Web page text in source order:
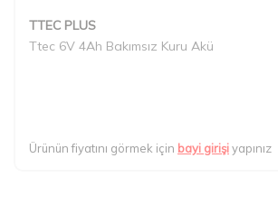
TTEC PLUS
Ttec 6V 4Ah Bakımsız Kuru Akü
Ürünün fiyatını görmek için bayi girişiyapınız